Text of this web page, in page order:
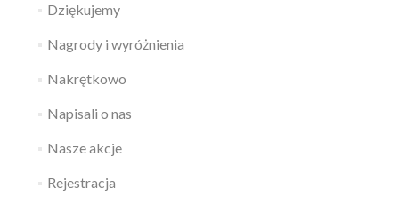
Dziękujemy
Nagrody i wyróżnienia
Nakrętkowo
Napisali o nas
Nasze akcje
Rejestracja